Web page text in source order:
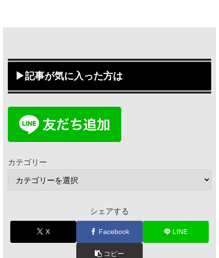
▶記事が気に入った方は
カテゴリー
シェアする
X Facebook LINE
コピー